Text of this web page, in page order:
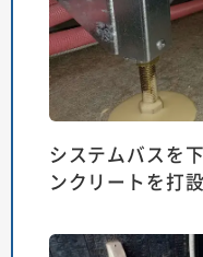
システムバスを
ンクリートを打